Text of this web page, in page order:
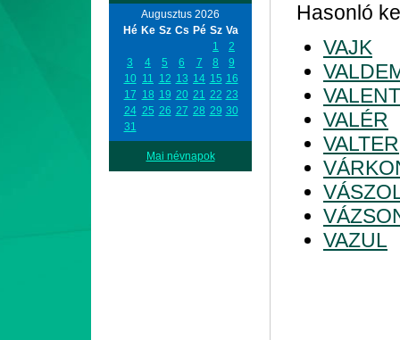
Augusztus 2026
Hé Ke Sz Cs Pé Sz Va
1
2
3
4 5 6 7 8
9
10 11 12 13 14 15 16
17 18 19 20 21 22 23
24 25 26 27 28 29 30
31
Mai névnapok
Hasonló
VAJK
VALÉR
VALTER
VAZUL